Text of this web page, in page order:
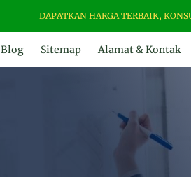
DAPATKAN HARGA TERBAIK, KONSULTASI
Blog Sitemap Alamat & Kontak